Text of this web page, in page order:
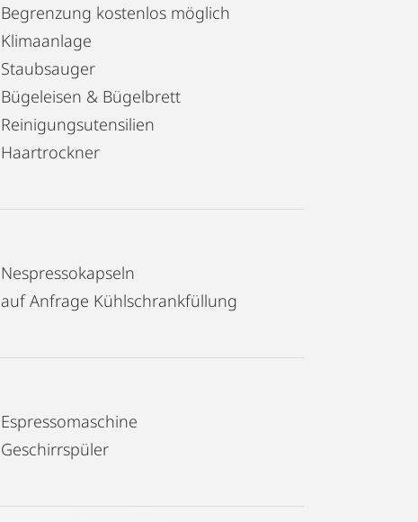
Begrenzung kostenlos möglich
Klimaanlage
Staubsauger
Bügeleisen & Bügelbrett
Reinigungsutensilien
Haartrockner
Nespressokapseln
auf Anfrage Kühlschrankfüllung
Espressomaschine
Geschirrspüler